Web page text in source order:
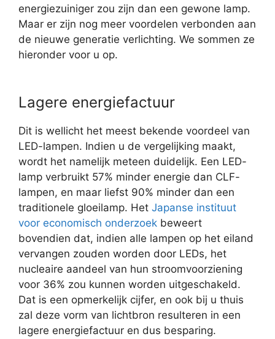
energiezuiniger zou zijn dan een gewone lamp.
Maar er zijn nog meer voordelen verbonden aan
de nieuwe generatie verlichting. We sommen ze
hieronder voor u op.
Lagere energiefactuur
Dit is wellicht het meest bekende voordeel van
LED-lampen. Indien u de vergelijking maakt,
wordt het namelijk meteen duidelijk. Een LED-
lamp verbruikt 57% minder energie dan CLF-
lampen, en maar liefst 90% minder dan een
traditionele gloeilamp. Het Japanse instituut
voor economisch onderzoek beweert
bovendien dat, indien alle lampen op het eiland
vervangen zouden worden door LEDs, het
nucleaire aandeel van hun stroomvoorziening
voor 36% zou kunnen worden uitgeschakeld.
Dat is een opmerkelijk cijfer, en ook bij u thuis
zal deze vorm van lichtbron resulteren in een
lagere energiefactuur en dus besparing.